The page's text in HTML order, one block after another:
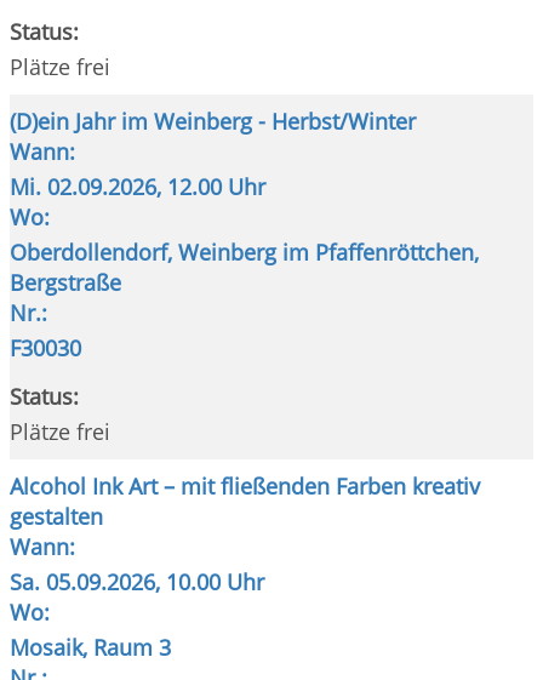
Status:
Plätze frei
(D)ein Jahr im Weinberg - Herbst/Winter
Wann:
Mi. 02.09.2026, 12.00 Uhr
Wo:
Oberdollendorf, Weinberg im Pfaffenröttchen,
Bergstraße
Nr.:
F30030
Status:
Plätze frei
Alcohol Ink Art – mit fließenden Farben kreativ
gestalten
Wann:
Sa. 05.09.2026, 10.00 Uhr
Wo:
Mosaik, Raum 3